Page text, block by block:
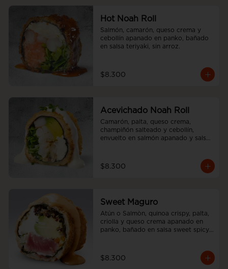
Hot Noah Roll
Salmón, camarón, queso crema y
cebollín apanado en panko, bañado
en salsa teriyaki, sin arroz.
$8.300
Acevichado Noah Roll
Camarón, palta, queso crema,
champiñón salteado y cebollín,
envuelto en salmón apanado y salsa
$8.300
Sweet Maguro
Atún o Salmòn, quinoa crispy, palta,
criolla y queso crema apanado en
panko, bañado en salsa sweet spicy,
$8.300